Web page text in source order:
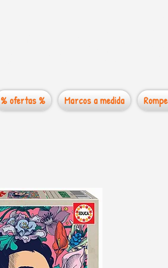
% ofertas % Marcos a medida